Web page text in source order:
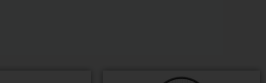
למוצר